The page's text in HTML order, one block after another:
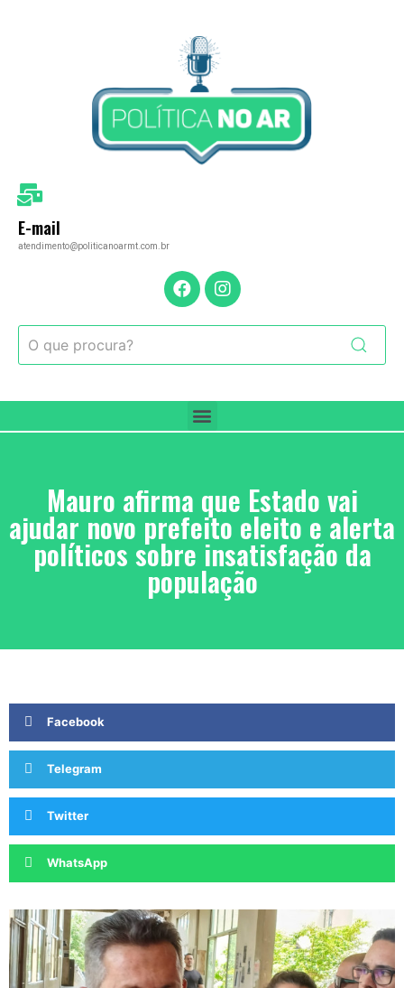
E-mail
atendimento@politicanoarmt.com.br
Mauro afirma que Estado vai
ajudar novo prefeito eleito e alerta
políticos sobre insatisfação da
população
Facebook
Telegram
Twitter
WhatsApp